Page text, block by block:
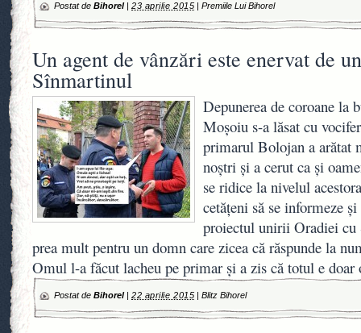
Postat de Bihorel| 23 aprilie 2015 |Premiile Lui Bihorel
Un agent de vânzări este enervat de
Sînmartinul
Depunerea de coroane la
Moşoiu s-a lăsat cu
primarul Bolojan a arătat
noştri şi a cerut ca şi
se ridice la nivelul
cetăţeni să se informeze
proiectul unirii Oradiei
prea mult pentru un domn care zicea că răspunde la
Omul l-a făcut lacheu pe primar şi a zis că totul e doar
Postat de Bihorel| 22 aprilie 2015 |Blitz Bihorel